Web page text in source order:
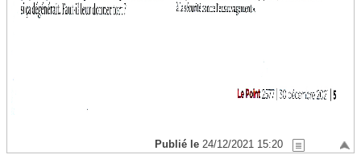
Publié le 24/12/2021 15:20